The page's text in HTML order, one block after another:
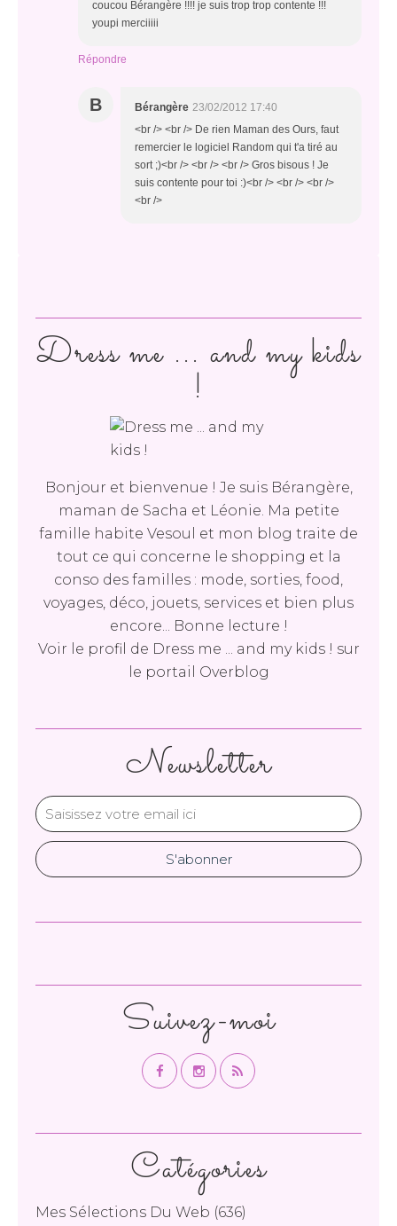
coucou Bérangère !!!! je suis trop trop contente !!!
youpi merciiiii
Répondre
B Bérangère 23/02/2012 17:40
<br /> <br /> De rien Maman des Ours, faut
remercier le logiciel Random qui t'a tiré au
sort ;)<br /> <br /> <br /> Gros bisous ! Je
suis contente pour toi :)<br /> <br /> <br />
<br />
Newsletter
Catégories
Mes Sélections Du Web (636)
Dress me ... and my kids
!
Bonjour et bienvenue ! Je suis Bérangère,
maman de Sacha et Léonie. Ma petite
famille habite Vesoul et mon blog traite de
tout ce qui concerne le shopping et la
conso des familles : mode, sorties, food,
voyages, déco, jouets, services et bien plus
encore... Bonne lecture !
Voir le profil de Dress me ... and my kids ! sur
le portail Overblog
Suivez-moi